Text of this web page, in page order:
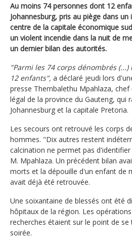
Au moins 74 personnes dont 12
Johannesburg, pris au piège dans
centre de la capitale économique
un violent incendie dans la nuit de
un dernier bilan des autorités.
"Parmi les 74 corps dénombrés
12 enfants", a déclaré jeudi lors
presse Thembalethu Mpahlaza, chef
légal de la province du Gauteng, qui
Johannesburg et la capitale Pretoria.
Les secours ont retrouvé les corps
hommes. "Dix autres restent
calcination ne permet pas
M. Mpahlaza. Un précédent bilan
morts et la dépouille d'un enfant de
avait déjà été retrouvée.
Une soixantaine de blessés ont été
hôpitaux de la région. Les
recherches étaient sur le point de se
soirée.